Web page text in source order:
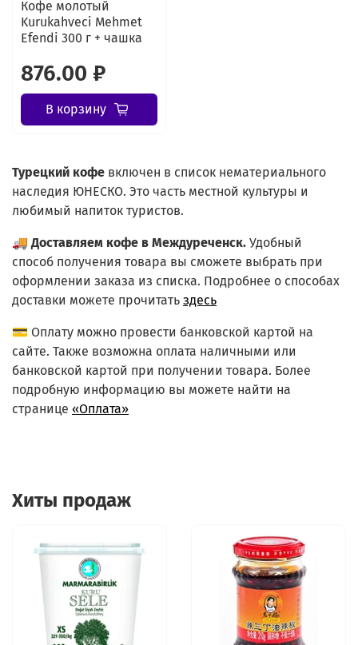
Кофе молотый
Kurukahveci Mehmet
Efendi 300 г + чашка
876.00 ₽
В корзину
Турецкий кофе включен в список нематериального
наследия ЮНЕСКО. Это часть местной культуры и
любимый напиток туристов.
🚚Доставляем кофе в Междуреченск. Удобный
способ получения товара вы сможете выбрать при
оформлении заказа из списка. Подробнее о способах
доставки можете прочитать здесь
💳 Оплату можно провести банковской картой на
сайте. Также возможна оплата наличными или
банковской картой при получении товара. Более
подробную информацию вы можете найти на
странице «Оплата»
Хиты продаж